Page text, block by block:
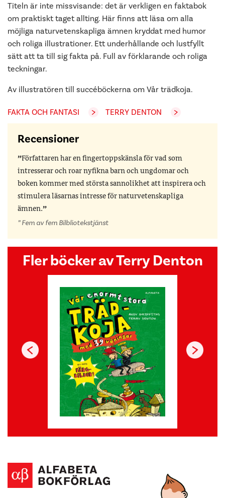
Titeln är inte missvisande: det är verkligen en faktabok
om praktiskt taget allting. Här finns att läsa om alla
möjliga naturvetenskapliga ämnen kryddat med humor
och roliga illustrationer. Ett underhållande och lustfyllt
sätt att ta till sig fakta på. Full av förklarande och roliga
teckningar.
Av illustratören till succéböckerna om Vår trädkoja.
FAKTA OCH FANTASI TERRY DENTON
Recensioner
Författaren har en fingertoppskänsla för vad som
intresserar och roar nyfikna barn och ungdomar och
boken kommer med största sannolikhet att inspirera och
stimulera läsarnas intresse för naturvetenskapliga
ämnen.
” Fem av fem Bilbliotekstjänst
Fler böcker av Terry Denton